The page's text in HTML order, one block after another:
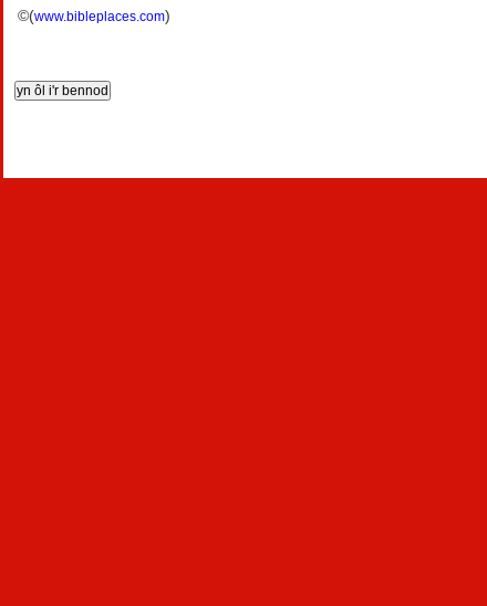
©(www.bibleplaces.com)